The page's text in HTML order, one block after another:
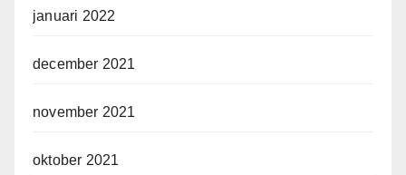
januari 2022
december 2021
november 2021
oktober 2021